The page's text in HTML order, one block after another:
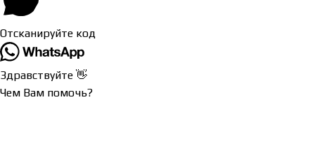
Отсканируйте код
Здравствуйте 👋
Чем Вам помочь?